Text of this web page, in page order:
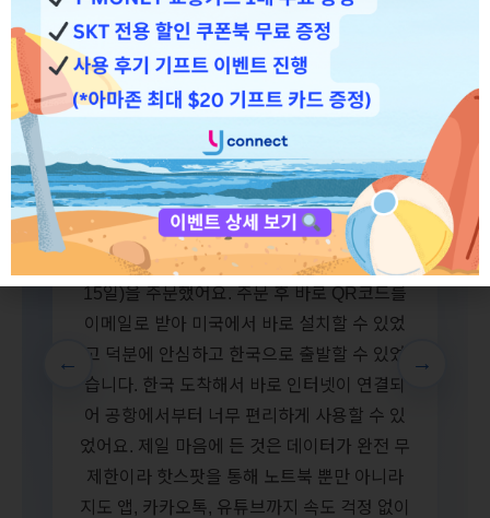
←
“ ★★★★★
✓ VERIFIED REVIEW
eSIM
“한국 출발 전날까지 너무 바빠서 한국 심카드
를 주문하지 못했는데 친구가 Y CONNECT
KOREA를 알려줘서 급하게 eSIM(Data only
15일)을 주문했어요. 주문 후 바로 QR코드를
이메일로 받아 미국에서 바로 설치할 수 있었
고 덕분에 안심하고 한국으로 출발할 수 있었
습니다. 한국 도착해서 바로 인터넷이 연결되
어 공항에서부터 너무 편리하게 사용할 수 있
었어요. 제일 마음에 든 것은 데이터가 완전 무
제한이라 핫스팟을 통해 노트북 뿐만 아니라
지도 앱, 카카오톡, 유튜브까지 속도 걱정 없이
→